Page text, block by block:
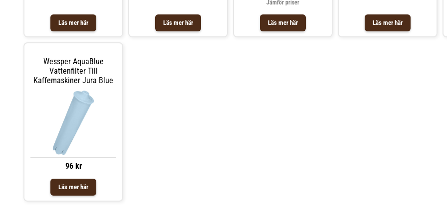
Läs mer här Läs mer här Läs mer här
Jämför priser
Läs mer här
Wessper AquaBlue
Vattenfilter Till
Kaffemaskiner Jura Blue
96 kr
Läs mer här